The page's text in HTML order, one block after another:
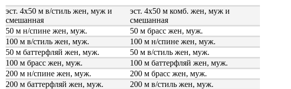
эст. 4х50 м в/стиль жен, муж и
смешанная
эст. 4х50 м комб. жен, муж и
смешанная
50 м н/спине жен, муж.
50 м брасс жен, муж.
100 м в/стиль жен, муж.
100 м н/спине жен, муж.
50 м баттерфляй жен, муж.
50 м в/стиль жен, муж.
100 м брасс жен, муж.
100 м баттерфляй жен, муж.
200 м н/спине жен, муж.
200 м брасс жен, муж.
200 м баттерфляй жен, муж.
200 м в/стиль жен, муж.